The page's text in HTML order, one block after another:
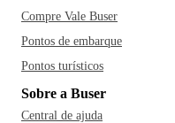
Compre Vale Buser
Pontos de embarque
Pontos turísticos
Sobre a Buser
Central de ajuda